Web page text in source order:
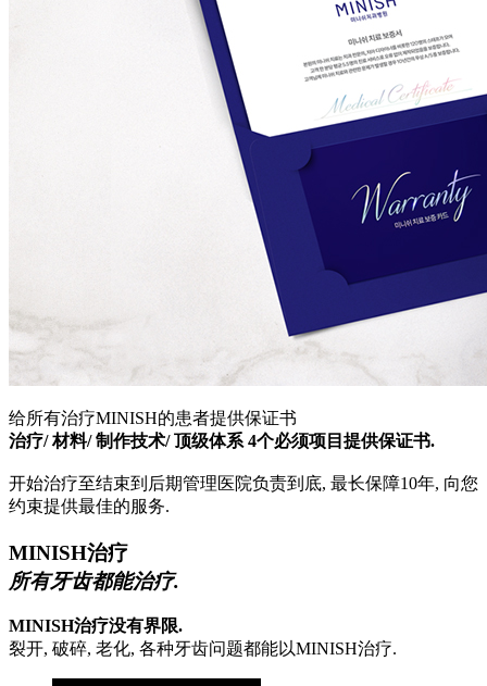
给所有治疗MINISH的患者提供保证书
治疗/ 材料/ 制作技术/ 顶级体系 4个必须项目提供保证书.
开始治疗至结束到后期管理医院负责到底, 最长保障10年, 向您
约束提供最佳的服务.
MINISH治疗
所有牙齿都能治疗.
MINISH治疗没有界限.
裂开, 破碎, 老化, 各种牙齿问题都能以MINISH治疗.